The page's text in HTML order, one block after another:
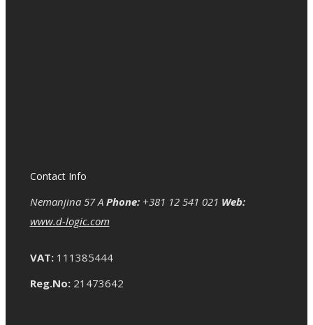
Contact Info
Nemanjina 57 A Phone:+381 12 541 021 Web:
www.d-logic.com
VAT:111385444
Reg.No:21473642